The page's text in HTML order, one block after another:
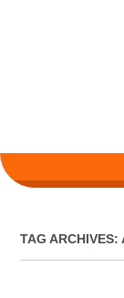
TAG ARCHIVES: